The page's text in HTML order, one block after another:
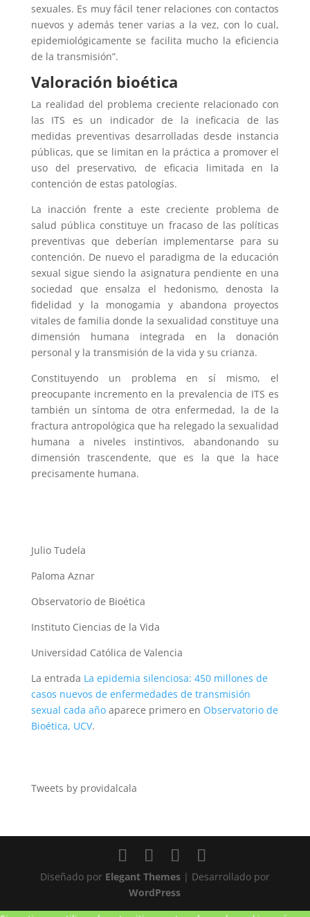
sexuales. Es muy fácil tener relaciones con contactos
nuevos y además tener varias a la vez, con lo cual,
epidemiológicamente se facilita mucho la eficiencia
de la transmisión”.
Valoración bioética
La realidad del problema creciente relacionado con
las ITS es un indicador de la ineficacia de las
medidas preventivas desarrolladas desde instancia
públicas, que se limitan en la práctica a promover el
uso del preservativo, de eficacia limitada en la
contención de estas patologías.
La inacción frente a este creciente problema de
salud pública constituye un fracaso de las políticas
preventivas que deberían implementarse para su
contención. De nuevo el paradigma de la educación
sexual sigue siendo la asignatura pendiente en una
sociedad que ensalza el hedonismo, denosta la
fidelidad y la monogamia y abandona proyectos
vitales de familia donde la sexualidad constituye una
dimensión humana integrada en la donación
personal y la transmisión de la vida y su crianza.
Constituyendo un problema en sí mismo, el
preocupante incremento en la prevalencia de ITS es
también un síntoma de otra enfermedad, la de la
fractura antropológica que ha relegado la sexualidad
humana a niveles instintivos, abandonando su
dimensión trascendente, que es la que la hace
precisamente humana.
Julio Tudela
Paloma Aznar
Observatorio de Bioética
Instituto Ciencias de la Vida
Universidad Católica de Valencia
La entrada La epidemia silenciosa: 450 millones de
casos nuevos de enfermedades de transmisión
sexual cada añoaparece primero en Observatorio de
Bioética, UCV.
Tweets by providalcala
Diseñado por Elegant Themes| Desarrollado por
WordPress